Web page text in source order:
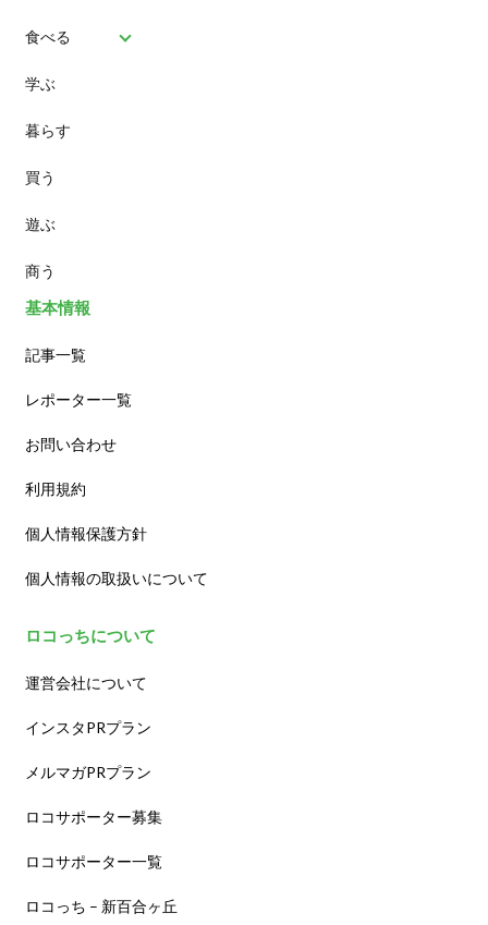
食べる
パン
スイーツ
ランチ
カフェ
学ぶ
暮らす
買う
遊ぶ
商う
基本情報
記事一覧
レポーター一覧
お問い合わせ
利用規約
個人情報保護方針
個人情報の取扱いについて
ロコっちについて
運営会社について
インスタPRプラン
メルマガPRプラン
ロコサポーター募集
ロコサポーター一覧
ロコっち – 新百合ヶ丘